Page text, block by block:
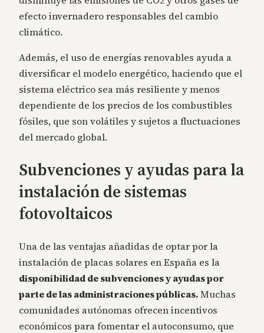
efecto invernadero responsables del cambio
climático.
Además, el uso de energías renovables ayuda a
diversificar el modelo energético, haciendo que el
sistema eléctrico sea más resiliente y menos
dependiente de los precios de los combustibles
fósiles, que son volátiles y sujetos a fluctuaciones
del mercado global.
Subvenciones y ayudas para la
instalación de sistemas
fotovoltaicos
Una de las ventajas añadidas de optar por la
instalación de placas solares en España es la
disponibilidad de subvenciones y ayudas por
parte de las administraciones públicas.Muchas
comunidades autónomas ofrecen incentivos
económicos para fomentar el autoconsumo, que